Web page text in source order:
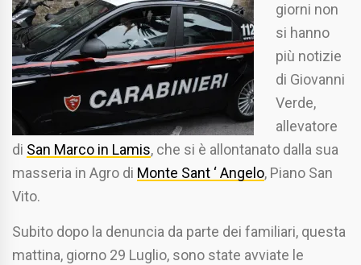
giorni non
si hanno
più notizie
di Giovanni
Verde,
allevatore
di San Marco in Lamis, che si è allontanato dalla sua
masseria in Agro di Monte Sant ‘ Angelo, Piano San
Vito.
Subito dopo la denuncia da parte dei familiari, questa
mattina, giorno 29 Luglio, sono state avviate le